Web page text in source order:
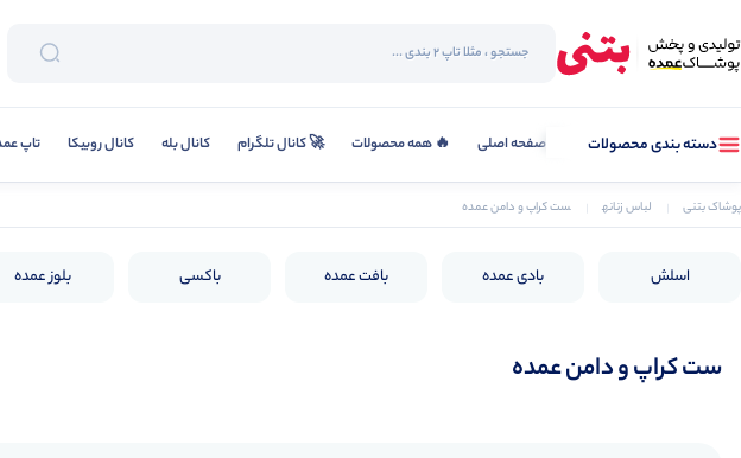
دسته بندی محصولات صفحه اصلی 🔥 همه محصولات 🚀 کانال تلگرام کانال بله کانال روبیکا تاپ
پوشاک بتنی لباس زنانه ست کراپ و دامن عمده
اسلش بادی عمده بافت عمده باکسی بلوز عمده
ست کراپ و دامن عمده